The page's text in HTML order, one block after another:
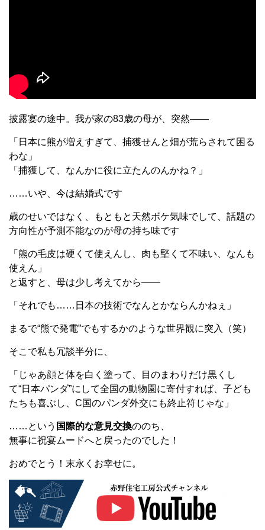
披露宴の途中。我が家の83歳の母が、突然——
「日本に熊が増えすぎて、捕獲せんと畑が荒らされて困る
わな」
「捕獲して、なんかに役に立たんのんかね？」
……いや、今は結婚式です
歳のせいではなく、もともと天然ボケ気味でして、話題の
方向性が予測不能なのが母の持ち味です
「熊の毛皮は硬くて使えんし、肉も堅くて不味い、なんも
使えん」
と返すと、母は少し考えてから——
「それでも……日本の技術でなんとかならんかねぇ」
まるで“熊で発電”でもするかのような世界観に突入（笑）
そこで私も冗談半分に、
「じゃあ顔と体を白く塗って、目のまわりだけ黒くし
て“日本パンダ”にして全国の動物園に寄付すれば、子ども
たちも喜ぶし、C国のパンダ外交にも終止符じゃな」
……という 国際的な意見交換ののち、
無事に祝宴ムードへと戻ったのでした！
おめでとう！末永くお幸せに。